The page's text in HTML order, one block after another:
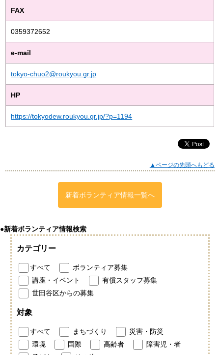
FAX
0359372652
e-mail
tokyo-chuo2@roukyou.gr.jp
HP
https://tokyodew.roukyou.gr.jp/?p=1194
▲ページの先頭へもどる
新着ボランティア情報一覧へ
●新着ボランティア情報検索
カテゴリー
すべて
ボランティア募集
講座・イベント
有償スタッフ募集
世田谷区からの募集
対象
すべて まちづくり
災害・防災
環境
国際 高齢者
障害児・者